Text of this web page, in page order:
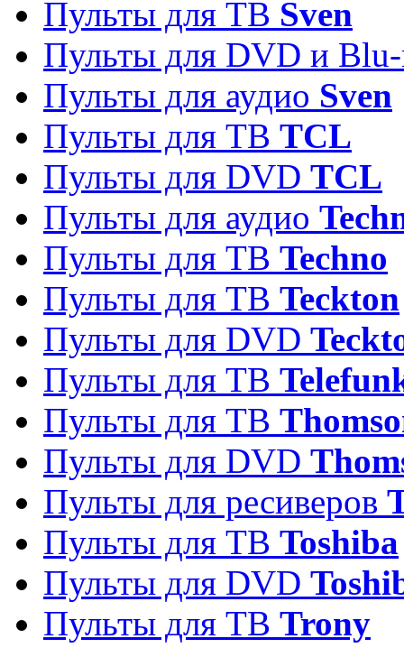
Пульты для ТВ Sven
Пульты для DVD и
Пульты для аудио Sven
Пульты для ТВ TCL
Пульты для DVD TCL
Пульты для аудио
Пульты для ТВ Techno
Пульты для ТВ Teckton
Пульты для DVD
Пульты для ТВ
Пульты для ТВ
Пульты для DVD
Пульты для ресиверов
Пульты для ТВ Toshiba
Пульты для DVD
Пульты для ТВ Trony